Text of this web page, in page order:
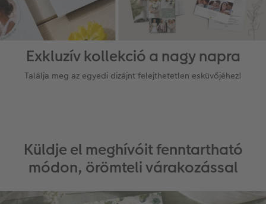
Exkluzív kollekció a nagy napra
Találja meg az egyedi dizájnt felejthetetlen esküvőjéhez!
Küldje el meghívóit fenntartható
módon, örömteli várakozással